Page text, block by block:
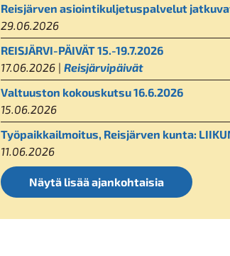
Reisjärven asiointikuljetuspalvelut
29.06.2026
REISJÄRVI-PÄIVÄT 15.-19.7.2026
17.06.2026 | Reisjärvipäivät
Valtuuston kokouskutsu 16.6.2026
15.06.2026
Työpaikkailmoitus, Reisjärven kunta:
11.06.2026
Näytä lisää ajankohtaisia